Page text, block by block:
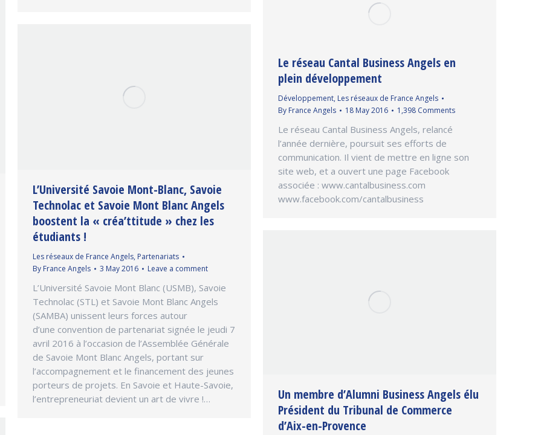
Le réseau Cantal Business Angels en
plein développement
Développement, Les réseaux de France Angels
By France Angels 18 May 2016 1,398 Comments
Le réseau Cantal Business Angels, relancé
l’année dernière, poursuit ses efforts de
communication. Il vient de mettre en ligne son
site web, et a ouvert une page Facebook
associée : www.cantalbusiness.com
www.facebook.com/cantalbusiness
L’Université Savoie Mont-Blanc, Savoie
Technolac et Savoie Mont Blanc Angels
boostent la « créa’ttitude » chez les
étudiants !
Les réseaux de France Angels, Partenariats
By France Angels 3 May 2016 Leave a comment
L’Université Savoie Mont Blanc (USMB), Savoie
Technolac (STL) et Savoie Mont Blanc Angels
(SAMBA) unissent leurs forces autour
d’une convention de partenariat signée le jeudi 7
avril 2016 à l’occasion de l’Assemblée Générale
de Savoie Mont Blanc Angels, portant sur
l’accompagnement et le financement des jeunes
porteurs de projets. En Savoie et Haute-Savoie,
l’entrepreneuriat devient un art de vivre !…
Un membre d’Alumni Business Angels élu
Président du Tribunal de Commerce
d’Aix-en-Provence